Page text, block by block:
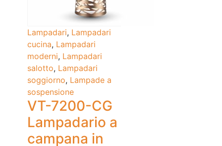
Lampadari, Lampadari
cucina, Lampadari
moderni, Lampadari
salotto, Lampadari
soggiorno, Lampade a
sospensione
VT-7200-CG
Lampadario a
campana in